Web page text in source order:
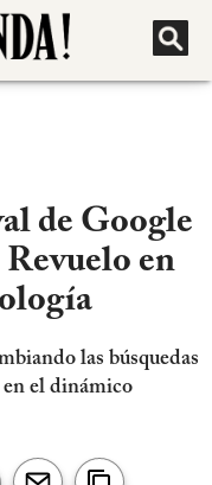
de Google
en
las búsquedas
el dinámico